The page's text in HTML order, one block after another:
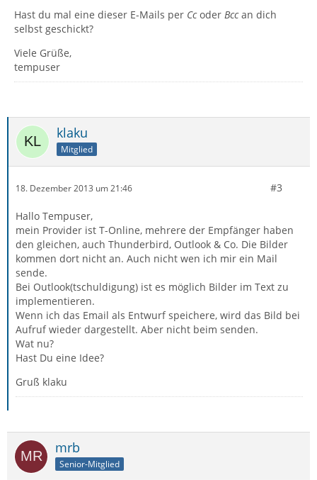
Hast du mal eine dieser E-Mails per Ccoder Bccan dich
selbst geschickt?
Viele Grüße,
tempuser
klaku
Mitglied
18. Dezember 2013 um 21:46 #3
Hallo Tempuser,
mein Provider ist T-Online, mehrere der Empfänger haben
den gleichen, auch Thunderbird, Outlook & Co. Die Bilder
kommen dort nicht an. Auch nicht wen ich mir ein Mail
sende.
Bei Outlook(tschuldigung) ist es möglich Bilder im Text zu
implementieren.
Wenn ich das Email als Entwurf speichere, wird das Bild bei
Aufruf wieder dargestellt. Aber nicht beim senden.
Wat nu?
Hast Du eine Idee?
Gruß klaku
mrb
Senior-Mitglied